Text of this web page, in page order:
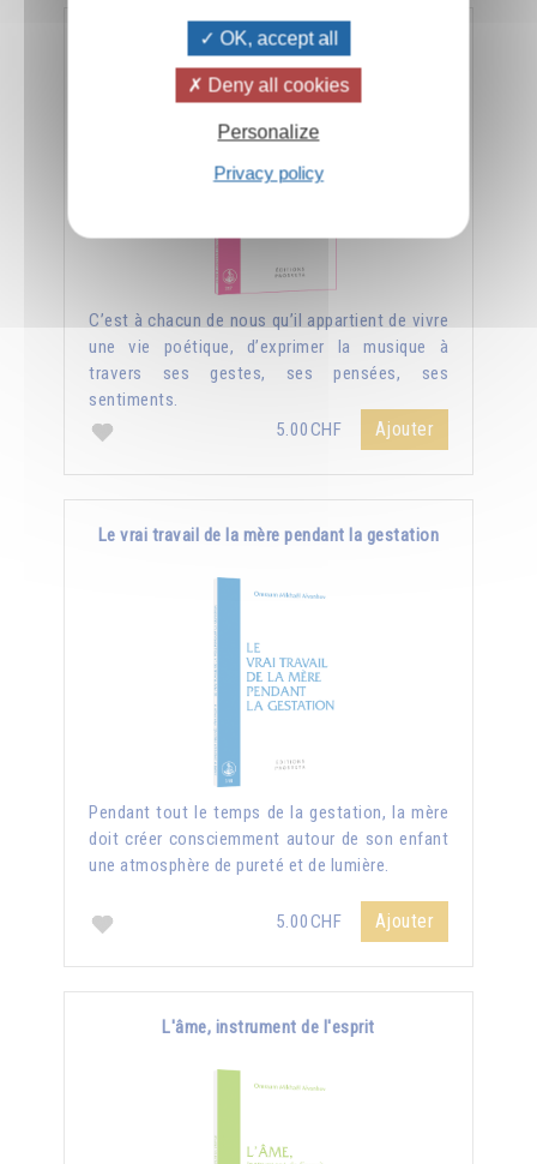
L'art et la vie
C’est à chacun de nous qu’il appartient de vivre
une vie poétique, d’exprimer la musique à
travers ses gestes, ses pensées, ses
sentiments.
5.00CHF
Ajouter
Le vrai travail de la mère pendant la gestation
Pendant tout le temps de la gestation, la mère
doit créer consciemment autour de son enfant
une atmosphère de pureté et de lumière.
5.00CHF Ajouter
L'âme, instrument de l'esprit
OK, accept all
Deny all cookies
Personalize
Privacy policy